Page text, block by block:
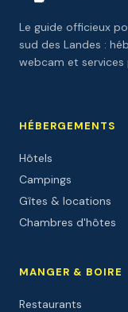
Le guide officieux
sud des Landes :
webcam et services
HÉBERGEMENTS
Hôtels
Campings
Gîtes & locations
Chambres d'hôtes
MANGER & BOIRE
Restaurants